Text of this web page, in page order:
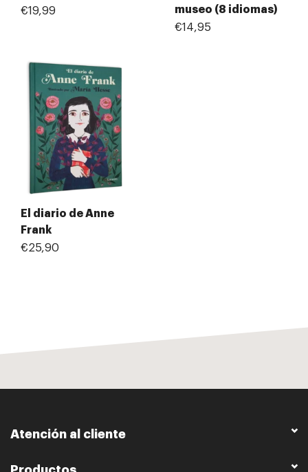
€19,99
museo (8 idiomas)
€14,95
El diario de Anne
Frank
€25,90
Atención al cliente